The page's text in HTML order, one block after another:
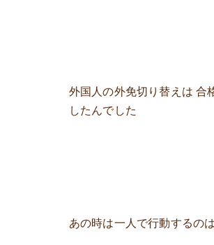
外国人の外免切り替えは 合
したんでした
あの時は一人で行動するの